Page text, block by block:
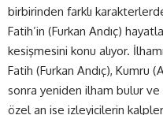
birbirinden farklı
Fatih’in (Furkan Andıç)
kesişmesini konu alıyor.
Fatih (Furkan Andıç), Kumru
sonra yeniden ilham bulur ve
özel an ise izleyicilerin